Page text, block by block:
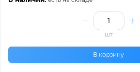
шт
В корзину